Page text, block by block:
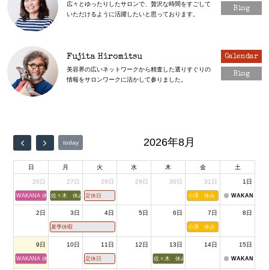
広々とゆったりしたサロンで、贅沢な時間をすごして
いただけるように活躍したいと思っております。
Blog
Fujita Hiromitsu
美容界の広いネットワークから精査した選りすぐりの
情報をサロンワークに活かして参りました。
Calendar
Blog
today 2026年8月
日 月 火 水 木 金 土
26日
WAKANA 休み
27日
佐々木 休み
28日
定休日
29日 30日 31日
小澤 休み
1日
WAKANA 休
2日 3日
夏季休暇
4日 5日 6日 7日
小澤 休み
8日
9日
WAKANA 休み
10日 11日
定休日
12日 13日
佐々木 休み
14日 15日
WAKANA 休